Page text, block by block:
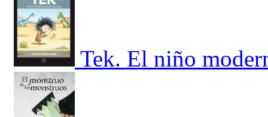
Tek. El niño